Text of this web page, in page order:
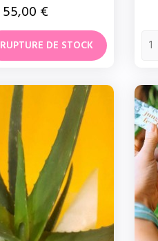
Prix
55,00 €
RUPTURE DE STOCK